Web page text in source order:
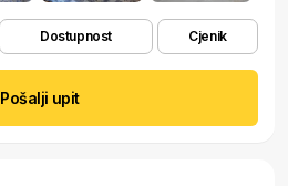
Dostupnost Cjenik
Pošalji upit